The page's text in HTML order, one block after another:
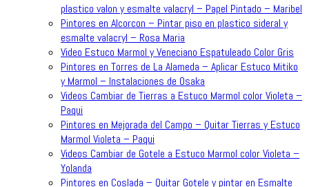
plastico valon y esmalte valacryl – Papel Pintado – Maribel
Pintores en Alcorcon – Pintar piso en plastico sideral y
esmalte valacryl – Rosa Maria
Video Estuco Marmol y Veneciano Espatuleado Color Gris
Pintores en Torres de La Alameda – Aplicar Estuco Mitiko
y Marmol – Instalaciones de Osaka
Videos Cambiar de Tierras a Estuco Marmol color Violeta –
Paqui
Pintores en Mejorada del Campo – Quitar Tierras y Estuco
Marmol Violeta – Paqui
Videos Cambiar de Gotele a Estuco Marmol color Violeta –
Yolanda
Pintores en Coslada – Quitar Gotele y pintar en Esmalte